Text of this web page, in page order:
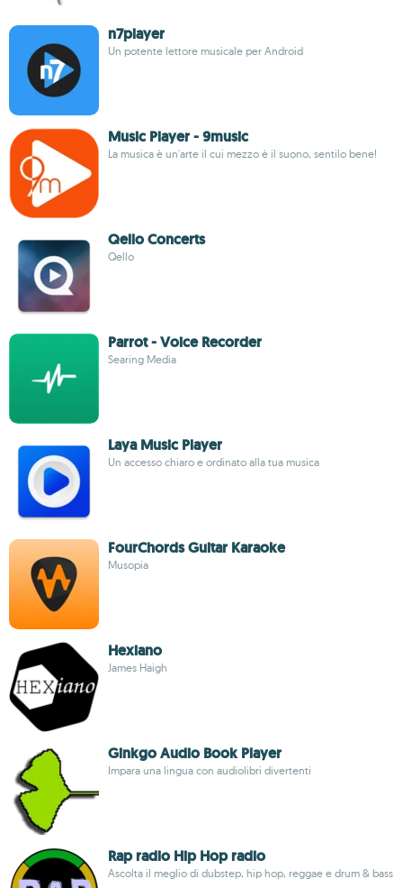
n7player
Un potente lettore musicale per Android
Music Player - 9music
La musica è un'arte il cui mezzo è il suono, sentilo bene!
Qello Concerts
Qello
Parrot - Voice Recorder
Searing Media
Laya Music Player
Un accesso chiaro e ordinato alla tua musica
FourChords Guitar Karaoke
Musopia
Hexiano
James Haigh
Ginkgo Audio Book Player
Impara una lingua con audiolibri divertenti
Rap radio Hip Hop radio
Ascolta il meglio di dubstep, hip hop, reggae e drum & bass